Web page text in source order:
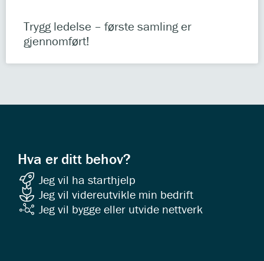
Trygg ledelse – første samling er
gjennomført!
Hva er ditt behov?
Jeg vil ha starthjelp
Jeg vil videreutvikle min bedrift
Jeg vil bygge eller utvide nettverk